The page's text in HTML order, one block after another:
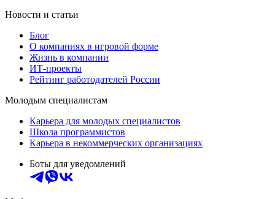
Новости и статьи
Блог
О компаниях в игровой форме
Жизнь в компании
ИТ-проекты
Рейтинг работодателей России
Молодым специалистам
Карьера для молодых специалистов
Школа программистов
Карьера в некоммерческих организациях
Боты для уведомлений